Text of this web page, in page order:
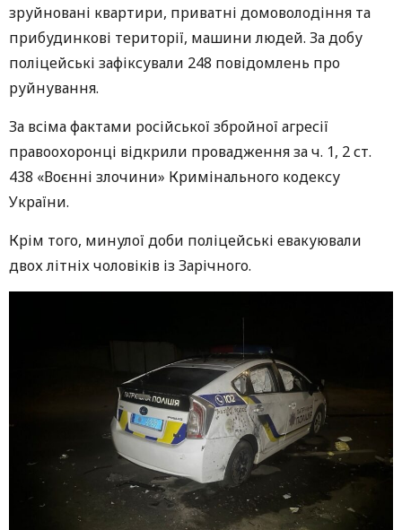
зруйновані квартири, приватні домоволодіння та
прибудинкові території, машини людей. За добу
поліцейські зафіксували 248 повідомлень про
руйнування.
За всіма фактами російської збройної агресії
правоохоронці відкрили провадження за ч. 1, 2 ст.
438 «Воєнні злочини» Кримінального кодексу
України.
Крім того, минулої доби поліцейські евакуювали
двох літніх чоловіків із Зарічного.